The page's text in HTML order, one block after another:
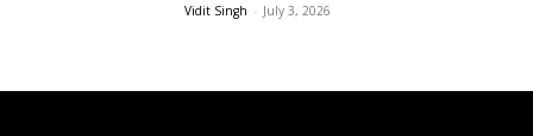
Vidit Singh - July 3, 2026